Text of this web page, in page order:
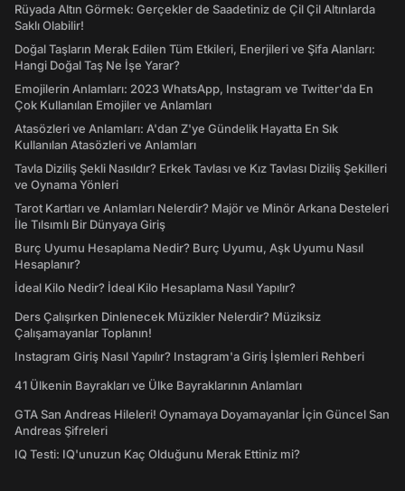
Rüyada Altın Görmek: Gerçekler de Saadetiniz de Çil Çil Altınlarda
Saklı Olabilir!
Doğal Taşların Merak Edilen Tüm Etkileri, Enerjileri ve Şifa Alanları:
Hangi Doğal Taş Ne İşe Yarar?
Emojilerin Anlamları: 2023 WhatsApp, Instagram ve Twitter'da En
Çok Kullanılan Emojiler ve Anlamları
Atasözleri ve Anlamları: A'dan Z'ye Gündelik Hayatta En Sık
Kullanılan Atasözleri ve Anlamları
Tavla Diziliş Şekli Nasıldır? Erkek Tavlası ve Kız Tavlası Diziliş Şekilleri
ve Oynama Yönleri
Tarot Kartları ve Anlamları Nelerdir? Majör ve Minör Arkana Desteleri
İle Tılsımlı Bir Dünyaya Giriş
Burç Uyumu Hesaplama Nedir? Burç Uyumu, Aşk Uyumu Nasıl
Hesaplanır?
İdeal Kilo Nedir? İdeal Kilo Hesaplama Nasıl Yapılır?
Ders Çalışırken Dinlenecek Müzikler Nelerdir? Müziksiz
Çalışamayanlar Toplanın!
Instagram Giriş Nasıl Yapılır? Instagram'a Giriş İşlemleri Rehberi
41 Ülkenin Bayrakları ve Ülke Bayraklarının Anlamları
GTA San Andreas Hileleri! Oynamaya Doyamayanlar İçin Güncel San
Andreas Şifreleri
IQ Testi: IQ'unuzun Kaç Olduğunu Merak Ettiniz mi?